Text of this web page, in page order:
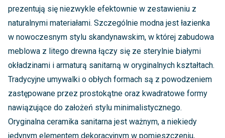
prezentują się niezwykle efektownie w zestawieniu z
naturalnymi materiałami. Szczególnie modna jest łazienka
w nowoczesnym stylu skandynawskim, w której zabudowa
meblowa z litego drewna łączy się ze sterylnie białymi
okładzinami i armaturą sanitarną w oryginalnych kształtach.
Tradycyjne umywalki o obłych formach są z powodzeniem
zastępowane przez prostokątne oraz kwadratowe formy
nawiązujące do założeń stylu minimalistycznego.
Oryginalna ceramika sanitarna jest ważnym, a niekiedy
jedynym elementem dekoracyjnym w pomieszczeniu,